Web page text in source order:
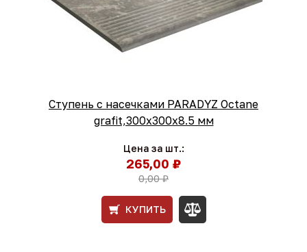
Ступень с насечками PARADYZ Octane
grafit,300x300x8.5 мм
Цена за шт.:
265,00 ₽
0,00 ₽
КУПИТЬ